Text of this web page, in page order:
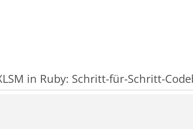
in Ruby: Schritt-für-Schritt-